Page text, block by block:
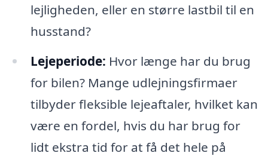
lejligheden, eller en større lastbil til en
husstand?
Lejeperiode: Hvor længe har du brug
for bilen? Mange udlejningsfirmaer
tilbyder fleksible lejeaftaler, hvilket kan
være en fordel, hvis du har brug for
lidt ekstra tid for at få det hele på